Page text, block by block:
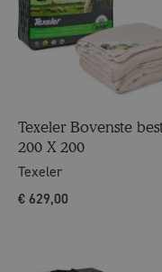
Texeler Bovenste
200 X 200
Texeler
€ 629,00